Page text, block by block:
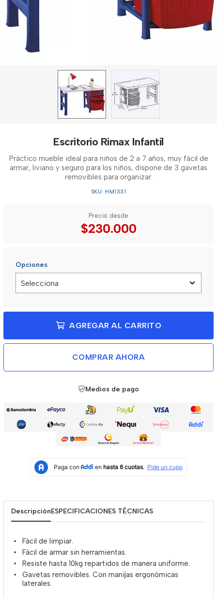
Escritorio Rimax Infantil
Práctico mueble ideal para niños de 2 a 7 años, muy fácil de
armar, liviano y seguro para los niños, dispone de 3 gavetas
removibles para organizar.
SKU: HM1331
Precio desde
$230.000
Opciones
AGREGAR AL CARRITO
COMPRAR AHORA
Medios de pago
DescripciónESPECIFICACIONES TÉCNICAS
Fácil de limpiar.
Fácil de armar sin herramientas.
Resiste hasta 10kg repartidos de manera uniforme.
Gavetas removibles. Con manijas ergonómicas
laterales.